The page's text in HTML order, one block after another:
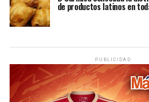
de productos latinos en
PUBLICIDAD